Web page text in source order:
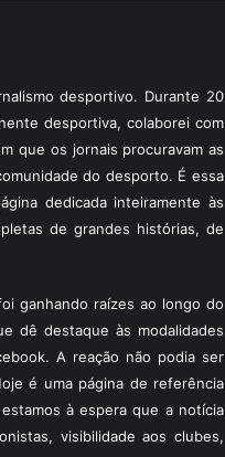
desportivo. Durante 20
desportiva, colaborei com
que os jornais procuravam as
do desporto. É essa
dedicada inteiramente às
de grandes histórias, de
ganhando raízes ao longo do
dê destaque às modalidades
A reação não podia ser
é uma página de referência
à espera que a notícia
visibilidade aos clubes,